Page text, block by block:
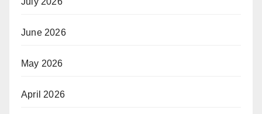
June 2026
May 2026
April 2026